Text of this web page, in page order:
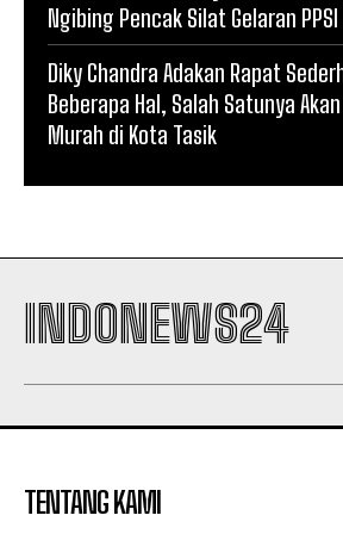
Ngibing Pencak Silat Gelaran PPSI
Diky Chandra Adakan Rapat
Beberapa Hal, Salah Satunya
Murah di Kota Tasik
INDONEWS24
TENTANG KAMI